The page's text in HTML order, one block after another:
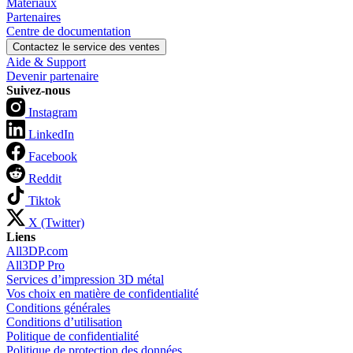
Matériaux
Partenaires
Centre de documentation
Contactez le service des ventes
Aide & Support
Devenir partenaire
Suivez-nous
Instagram
LinkedIn
Facebook
Reddit
Tiktok
X (Twitter)
Liens
All3DP.com
All3DP Pro
Services d’impression 3D métal
Vos choix en matière de confidentialité
Conditions générales
Conditions d’utilisation
Politique de confidentialité